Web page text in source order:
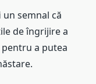
semnal că
de îngrijire a
a putea